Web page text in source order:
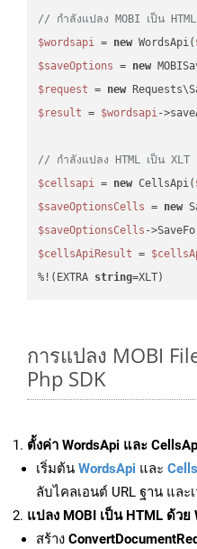
// กำลังแปลง MOBI เป็น HTML
$wordsapi = new WordsApi(
$saveOptions = new
$request = new
$result = $wordsapi-
// กำลังแปลง HTML เป็น XLT
$cellsapi = new CellsApi(
$saveOptionsCells = new
$saveOptionsCells -
$cellsApiResult =
%!(EXTRA string=XLT)
การแปลง MOBI
Php SDK
ตั้งค่า WordsApi และ
เริ่มต้น WordsApi และ
ลับไคลเอนต์ URL ฐาน แล
แปลง MOBI เป็น HTML ด้วย
สร้าง